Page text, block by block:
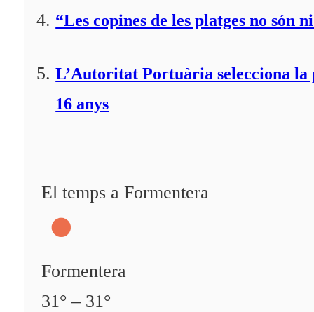
“Les copines de les platges no
L’Autoritat Portuària selecciona
16 anys
El temps a Formentera
Formentera
31° – 31°